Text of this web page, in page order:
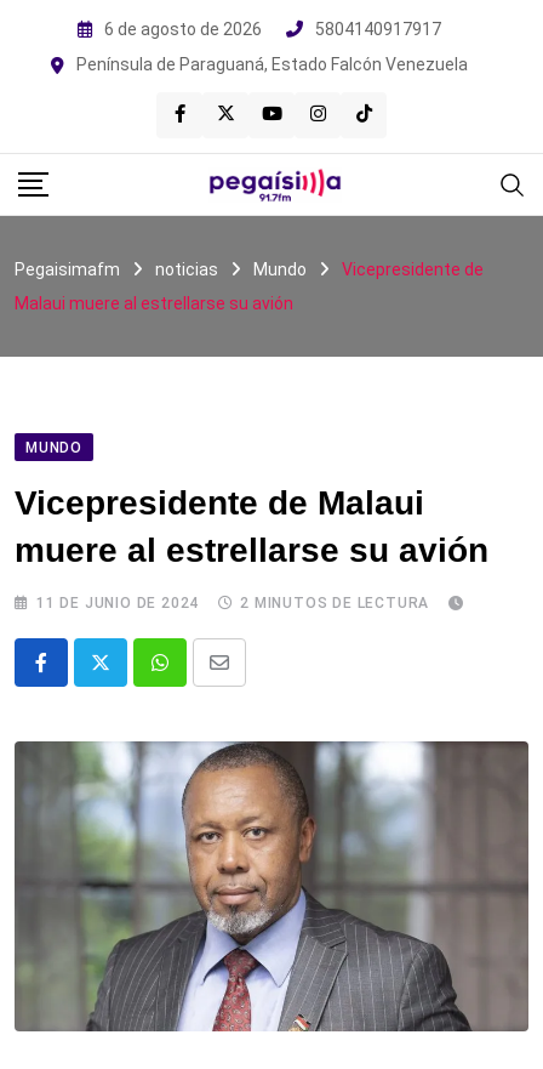
6 de agosto de 2026
5804140917917
Península de Paraguaná, Estado Falcón Venezuela
Pegaisimafm noticias Mundo
Vicepresidente de
Malaui muere al estrellarse su avión
MUNDO
Vicepresidente de Malaui
muere al estrellarse su avión
11 DE JUNIO DE 2024 2 MINUTOS DE LECTURA
WhatsappComparte
email